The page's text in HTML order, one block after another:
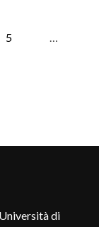
5 …
di